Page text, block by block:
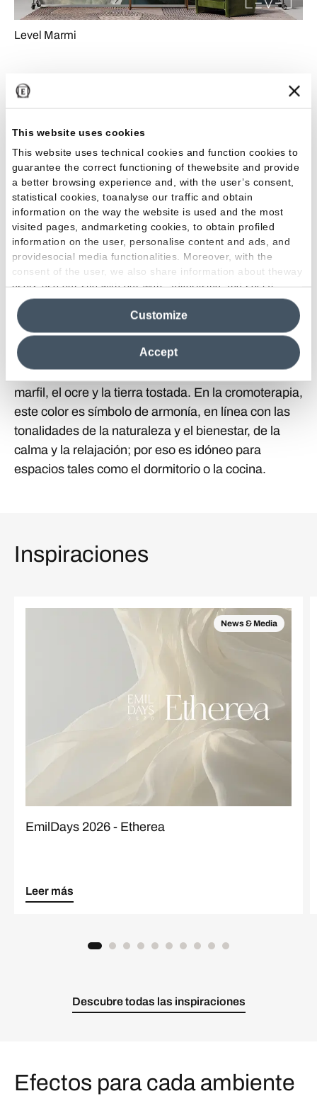
This website uses cookies
This website uses technical cookies and function cookies to
guarantee the correct functioning of thewebsite and provide
a better browsing experience and, with the user’s consent,
statistical cookies, toanalyse our traffic and obtain
information on the way the website is used and the most
visited pages, andmarketing cookies, to obtain profiled
information on the user, personalise content and ads, and
providesocial media functionalities. Moreover, with the
consent of the user, we also share information about theway
users use our site with our web, advertising and social
media analytics partners, who may combine itwith other
information in their possession. By closing this banner,
clicking on "Reject", it will be possible tocontinue browsing
the site after installing only technical cookies. For more
information see the
Cookie Policy
Accept
Customize
Level Marmi
diferentes, aunque todas son adecuadas para
cualquier tipo de espacio —salones, cocinas,
interiores, exteriores, públicos o privados— y de
uso. Son perfectas para diseñar placas cerámicas,
suelos y revestimientos. Tradicionalmente, el verde
es el color de la esperanza, incluso en el
interiorismo: se emplea para transmitir calma y
serenidad, por lo que está muy en boga no solo en
el hogar sino también para dar color a oficinas y
otros espacios públicos. Además, el verde es muy
fácil de combinar, ya que queda bien con colores
como el blanco, el amarillo, el morado, el gris, el
marfil, el ocre y la tierra tostada. En la cromoterapia,
este color es símbolo de armonía, en línea con las
tonalidades de la naturaleza y el bienestar, de la
calma y la relajación; por eso es idóneo para
espacios tales como el dormitorio o la cocina.
Inspiraciones
News & Media
EmilDays 2026 - Etherea
Leer más
Descubre todas las inspiraciones
Efectos para cada ambiente